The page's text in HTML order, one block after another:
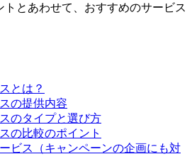
トとあわせて、おすすめのサービス
とは？
の提供内容
のタイプと選び方
の比較のポイント
ビス（キャンペーンの企画にも対